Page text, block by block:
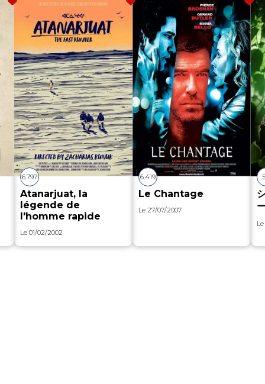
6.797
Atanarjuat, la
légende de
l'homme rapide
Le 01/02/2002
6.419
Le Chantage
Le 27/07/2007
Le